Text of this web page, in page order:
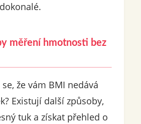
měření hmotnosti bez
že vám BMI nedává
Existují další způsoby,
tuk a získat přehled o